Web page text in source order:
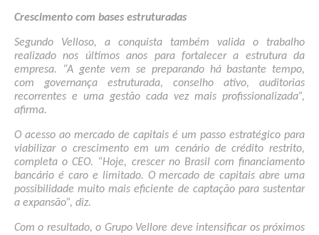
Crescimento com bases estruturadas
Segundo Velloso, a conquista também valida o trabalho
realizado nos últimos anos para fortalecer a estrutura da
empresa. “A gente vem se preparando há bastante tempo,
com governança estruturada, conselho ativo, auditorias
recorrentes e uma gestão cada vez mais profissionalizada”,
afirma.
O acesso ao mercado de capitais é um passo estratégico para
viabilizar o crescimento em um cenário de crédito restrito,
completa o CEO. “Hoje, crescer no Brasil com financiamento
bancário é caro e limitado. O mercado de capitais abre uma
possibilidade muito mais eficiente de captação para sustentar
a expansão”, diz.
Com o resultado, o Grupo Vellore deve intensificar os próximos